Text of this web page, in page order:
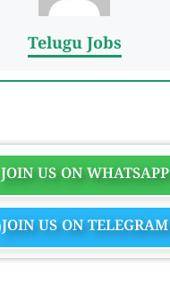
Telugu Jobs
JOIN US ON WHATSAPP
JOIN US ON TELEGRAM